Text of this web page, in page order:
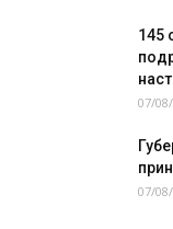
145
07/
07/